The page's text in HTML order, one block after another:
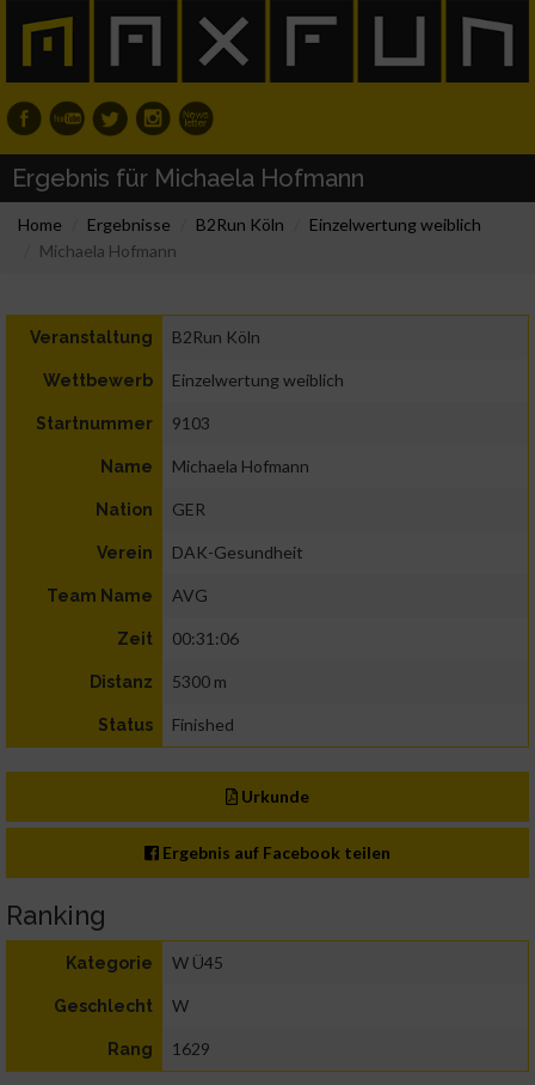
Ergebnis für Michaela Hofmann
Home Ergebnisse B2Run Köln
Einzelwertung weiblich
Michaela Hofmann
Veranstaltung B2Run Köln
Wettbewerb Einzelwertung weiblich
Startnummer 9103
Name Michaela Hofmann
Nation GER
Verein DAK-Gesundheit
Team Name AVG
Zeit 00:31:06
Distanz 5300 m
Status Finished
Urkunde
Ergebnis auf Facebook teilen
Ranking
Kategorie W Ü45
Geschlecht W
Rang 1629